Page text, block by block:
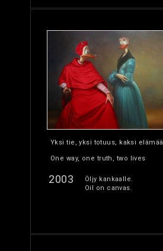
Yksi tie, yksi totuus, kaksi elämää
One way, one truth, two lives
2003
Öljy kankaalle.
Oil on canvas.